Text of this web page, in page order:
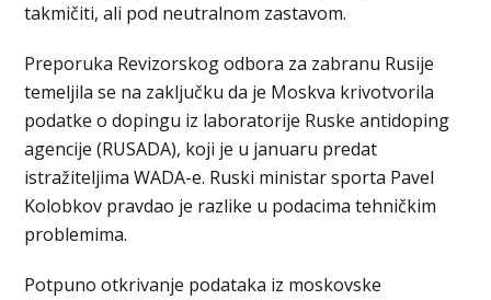
takmičiti, ali pod neutralnom zastavom.
Preporuka Revizorskog odbora za zabranu Rusije
temeljila se na zaključku da je Moskva krivotvorila
podatke o dopingu iz laboratorije Ruske antidoping
agencije (RUSADA), koji je u januaru predat
istražiteljima WADA-e. Ruski ministar sporta Pavel
Kolobkov pravdao je razlike u podacima tehničkim
problemima.
Potpuno otkrivanje podataka iz moskovske